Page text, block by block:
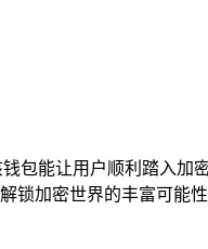
包能让用户顺利踏入加
锁加密世界的丰富可能